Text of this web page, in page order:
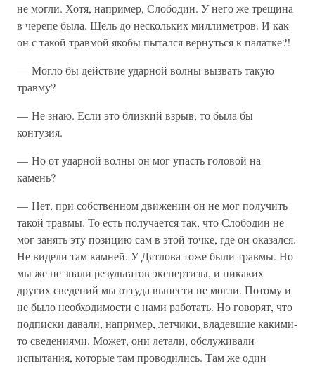
не могли. Хотя, например, Слободин. У него же трещина
в черепе была. Щель до нескольких миллиметров. И как
он с такой травмой якобы пытался вернуться к палатке?!
— Могло бы действие ударной волны вызвать такую
травму?
— Не знаю. Если это близкий взрыв, то была бы
контузия.
— Но от ударной волны он мог упасть головой на
камень?
— Нет, при собственном движении он не мог получить
такой травмы. То есть получается так, что Слободин не
мог занять эту позицию сам в этой точке, где он оказался.
Не видели там камней. У Дятлова тоже были травмы. Но
мы же не знали результатов экспертизы, и никаких
других сведений мы оттуда вынести не могли. Потому и
не было необходимости с нами работать. Но говорят, что
подписки давали, например, летчики, владевшие какими-
то сведениями. Может, они летали, обслуживали
испытания, которые там проводились. Там же один